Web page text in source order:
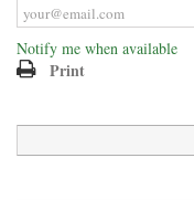
Notify me when available
Print